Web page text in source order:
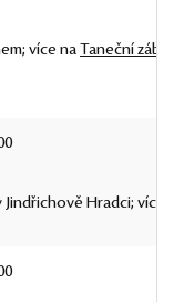
více naTaneční
Jindřichově Hradci; více